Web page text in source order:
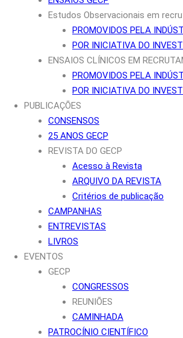
Estudos Observacionais em
PROMOVIDOS PELA
POR INICIATIVA DO
ENSAIOS CLÍNICOS EM
PROMOVIDOS PELA
POR INICIATIVA DO
PUBLICAÇÕES
CONSENSOS
25 ANOS GECP
REVISTA DO GECP
Acesso à Revista
ARQUIVO DA REVISTA
Critérios de publicação
CAMPANHAS
ENTREVISTAS
LIVROS
EVENTOS
GECP
CONGRESSOS
REUNIÕES
CAMINHADA
PATROCÍNIO CIENTÍFICO